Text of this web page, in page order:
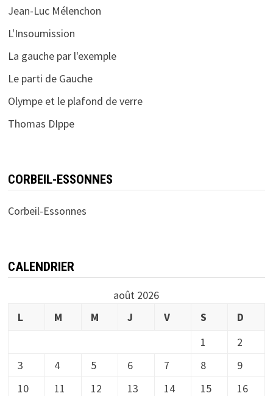
Jean-Luc Mélenchon
L'Insoumission
La gauche par l'exemple
Le parti de Gauche
Olympe et le plafond de verre
Thomas DIppe
CORBEIL-ESSONNES
Corbeil-Essonnes
CALENDRIER
août 2026
L
M M J V S
D
1
2
3
4 5 6 7 8
9
10
11 12 13 14 15
16